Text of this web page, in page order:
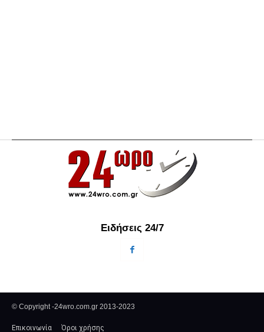
Ειδήσεις 24/7
© Copyright -24wro.com.gr 2013-2023
Επικοινωνία Όροι χρήσης